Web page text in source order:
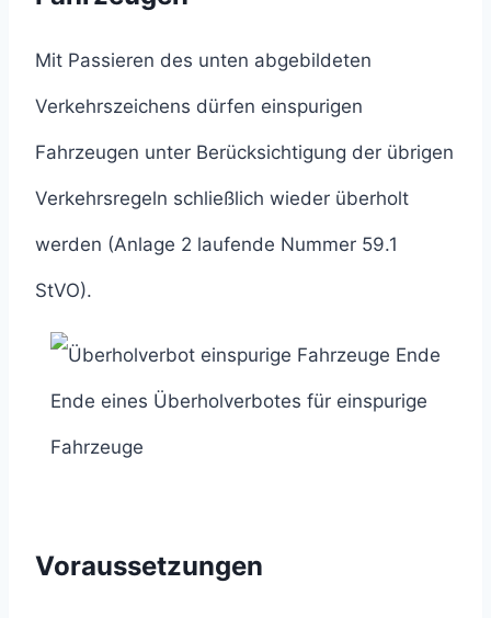
Mit Passieren des unten abgebildeten
Verkehrszeichens dürfen einspurigen
Fahrzeugen unter Berücksichtigung der übrigen
Verkehrsregeln schließlich wieder überholt
werden (Anlage 2 laufende Nummer 59.1
StVO).
Ende eines Überholverbotes für einspurige
Fahrzeuge
Voraussetzungen